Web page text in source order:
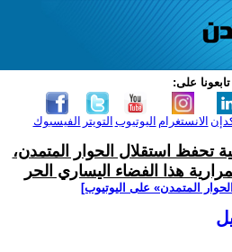
تابعونا على:
الفيسبوك التويتر اليوتيوب الانستغرام
تحفظ استقلال الحوار المتمدن،
هذا الفضاء اليساري الحر
المتمدن» على اليوتيوب]